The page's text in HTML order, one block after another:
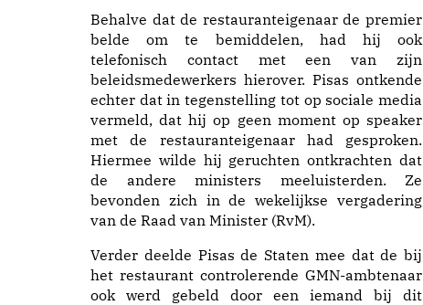
Behalve dat de restauranteigenaar de premier
belde om te bemiddelen, had hij ook
telefonisch contact met een van zijn
beleidsmedewerkers hierover. Pisas ontkende
echter dat in tegenstelling tot op sociale media
vermeld, dat hij op geen moment op speaker
met de restauranteigenaar had gesproken.
Hiermee wilde hij geruchten ontkrachten dat
de andere ministers meeluisterden. Ze
bevonden zich in de wekelijkse vergadering
van de Raad van Minister (RvM).
Verder deelde Pisas de Staten mee dat de bij
het restaurant controlerende GMN-ambtenaar
ook werd gebeld door een iemand bij dit